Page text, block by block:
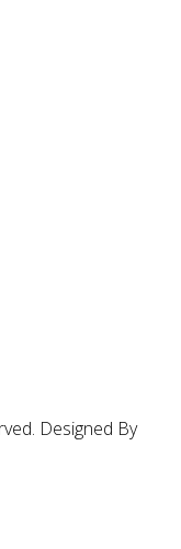
Designed By